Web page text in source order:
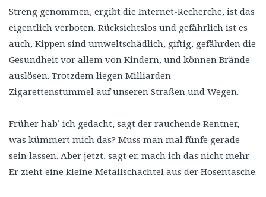
Streng genommen, ergibt die Internet-Recherche, ist das
eigentlich verboten. Rücksichtslos und gefährlich ist es
auch, Kippen sind umweltschädlich, giftig, gefährden die
Gesundheit vor allem von Kindern, und können Brände
auslösen. Trotzdem liegen Milliarden
Zigarettenstummel auf unseren Straßen und Wegen.
Früher hab´ ich gedacht, sagt der rauchende Rentner,
was kümmert mich das? Muss man mal fünfe gerade
sein lassen. Aber jetzt, sagt er, mach ich das nicht mehr.
Er zieht eine kleine Metallschachtel aus der Hosentasche.